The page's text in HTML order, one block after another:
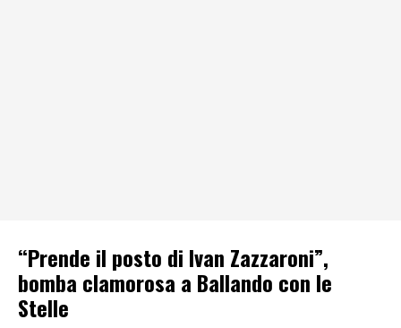
“Prende il posto di Ivan Zazzaroni”,
bomba clamorosa a Ballando con le
Stelle